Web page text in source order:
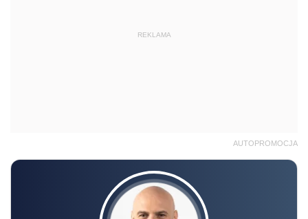
REKLAMA
AUTOPROMOCJA